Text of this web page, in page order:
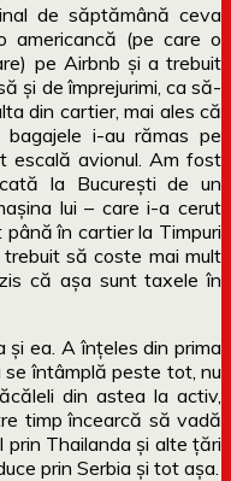
de săptămână ceva
(pe care o
pe Airbnb și a trebuit
și de împrejurimi, ca să-
din cartier, mai ales că
i-au rămas pe
escală avionul. Am fost
la București de un
lui – care i-a cerut
în cartier la Timpuri
să coste mai mult
că așa sunt taxele în
ea. A înțeles din prima
întâmplă peste tot, nu
din astea la activ,
timp încearcă să vadă
prin Thailanda și alte țări
prin Serbia și tot așa.